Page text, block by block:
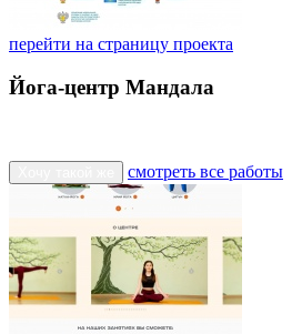
перейти на страницу проекта
Йога-центр Мандала
смотреть все работы